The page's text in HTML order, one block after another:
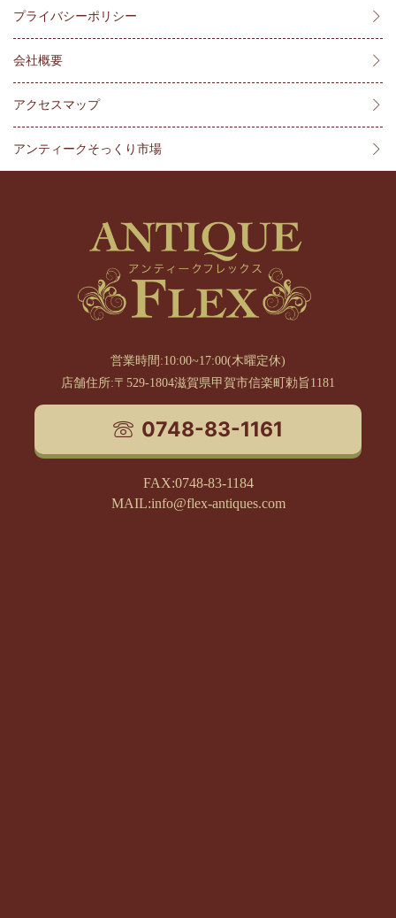
プライバシーポリシー
会社概要
アクセスマップ
アンティークそっくり市場
営業時間:10:00~17:00(木曜定休)
店舗住所:〒529-1804滋賀県甲賀市信楽町勅旨1181
0748-83-1161
FAX:0748-83-1184
MAIL:info@flex-antiques.com